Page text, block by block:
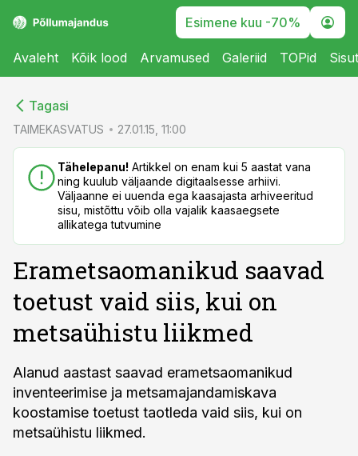
Esimene kuu -70%
Avaleht Kõik lood Arvamused Galeriid TOPid
Tagasi
TAIMEKASVATUS 27.01.15, 11:00
Tähelepanu! Artikkel on enam kui 5 aastat vana
ning kuulub väljaande digitaalsesse arhiivi.
Väljaanne ei uuenda ega kaasajasta arhiveeritud
sisu, mistõttu võib olla vajalik kaasaegsete
allikatega tutvumine
Erametsaomanikud saavad
toetust vaid siis, kui on
metsaühistu liikmed
Alanud aastast saavad erametsaomanikud
inventeerimise ja metsamajandamiskava
koostamise toetust taotleda vaid siis, kui on
metsaühistu liikmed.